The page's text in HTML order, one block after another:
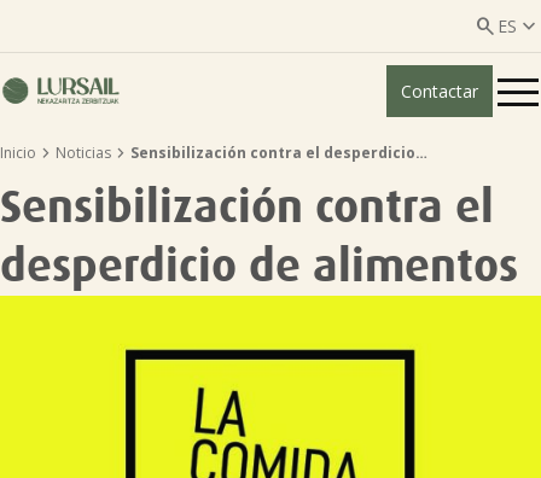
 ES 
ES
Quiénes somos
Servicios agricultura 
Entidades asociadas
Contactar
Inicio  Noticias  Sensibilización contra el desperdicio…
Sensibilización contra el
desperdicio de alimentos